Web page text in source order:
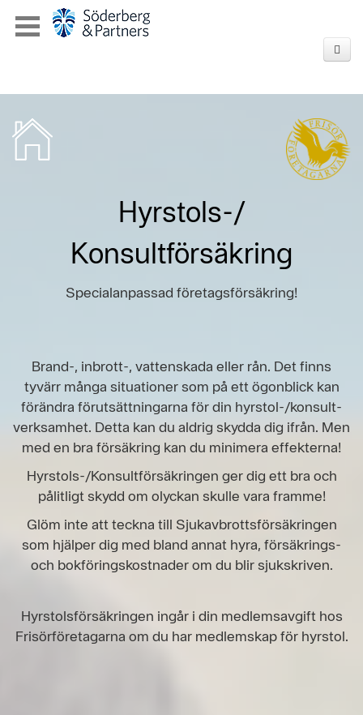
Hyrstols-/
Konsultförsäkring
Specialanpassad företagsförsäkring!
Brand-, inbrott-, vattenskada eller rån. Det finns
tyvärr många situationer som på ett ögonblick kan
förändra förutsättningarna för din hyrstol-/konsult-
verksamhet. Detta kan du aldrig skydda dig ifrån. Men
med en bra försäkring kan du minimera effekterna!
Hyrstols-/Konsultförsäkringen ger dig ett bra och
pålitligt skydd om olyckan skulle vara framme!
Glöm inte att teckna till Sjukavbrottsförsäkringen
som hjälper dig med bland annat hyra, försäkrings-
och bokföringskostnader om du blir sjukskriven.
Hyrstolsförsäkringen ingår i din medlemsavgift hos
Frisörföretagarna om du har medlemskap för hyrstol.